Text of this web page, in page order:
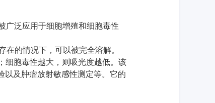
广泛应用于细胞增殖和细胞毒性
在的情况下，可以被完全溶解。
细胞毒性越大，则吸光度越低。该
以及肿瘤放射敏感性测定等。它的